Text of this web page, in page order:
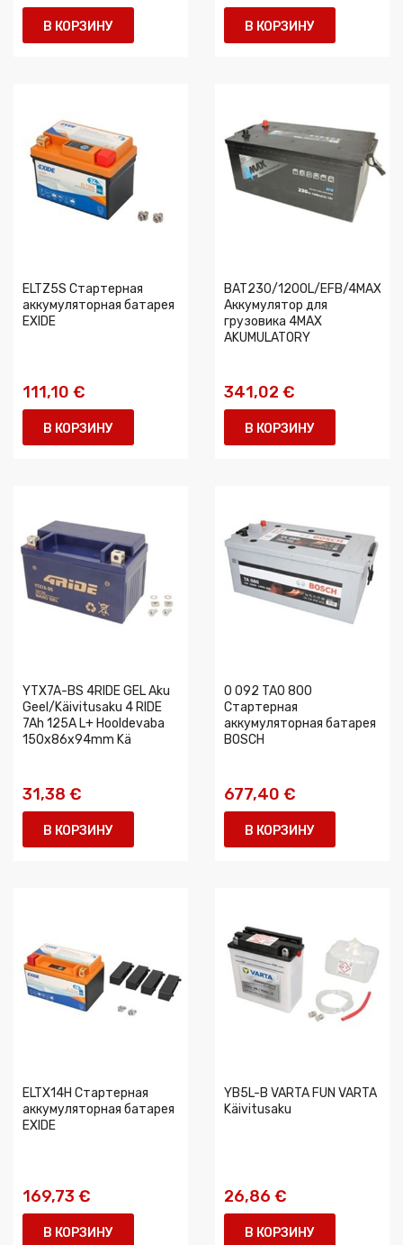
В КОРЗИНУ В КОРЗИНУ
ELTZ5S Стартерная
аккумуляторная батарея
EXIDE
111,10 €
В КОРЗИНУ
BAT230/1200L/EFB/4MAX
Аккумулятор для
грузовика 4MAX
AKUMULATORY
341,02 €
В КОРЗИНУ
YTX7A-BS 4RIDE GEL Aku
Geel/Käivitusaku 4 RIDE
7Ah 125A L+ Hooldevaba
150x86x94mm Kä
31,38 €
В КОРЗИНУ
0 092 TA0 800
Стартерная
аккумуляторная батарея
BOSCH
677,40 €
В КОРЗИНУ
ELTX14H Стартерная
аккумуляторная батарея
EXIDE
169,73 €
В КОРЗИНУ
YB5L-B VARTA FUN VARTA
Käivitusaku
26,86 €
В КОРЗИНУ